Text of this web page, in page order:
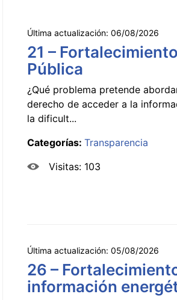
Última actualización: 06/08/2026
21 –
Pública
¿Qué problema pretende
derecho de acceder a la
la dificult...
Categorías: Transparencia
Visitas: 103
Última actualización: 05/08/2026
26 –
información